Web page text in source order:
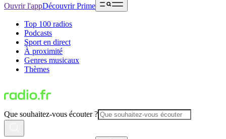
Ouvrir l'appDécouvrir Prime
Top 100 radios
Podcasts
Sport en direct
À proximité
Genres musicaux
Thèmes
Que souhaitez-vous écouter ?